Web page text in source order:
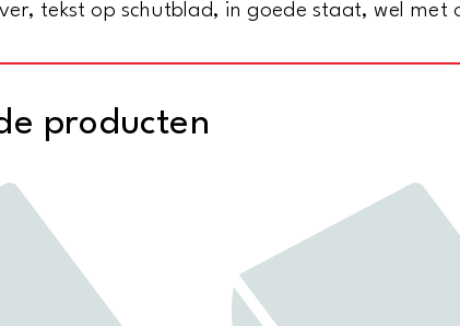
tekst op schutblad, in goede staat, wel met
producten